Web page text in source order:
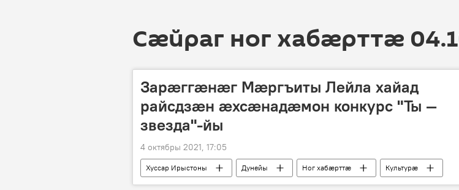
Сӕйраг ног хабӕрттӕ
Зарæггæнæг Мæргъиты Лейла хайад
райсдзæн æхсæнадæмон конкурс "Ты —
звезда"-йы
4 октябры 2021, 17:05
Хуссар Ирыстоны Дунейы Ног хабӕрттӕ Культурӕ